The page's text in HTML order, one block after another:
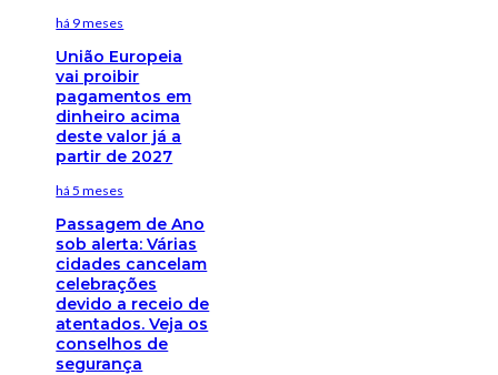
há 9 meses
União Europeia
vai proibir
pagamentos em
dinheiro acima
deste valor já a
partir de 2027
há 5 meses
Passagem de Ano
sob alerta: Várias
cidades cancelam
celebrações
devido a receio de
atentados. Veja os
conselhos de
segurança